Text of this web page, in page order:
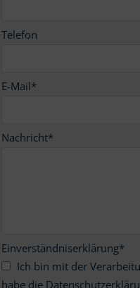
Telefon
E-Mail*
Nachricht*
Einverständniserklärung*